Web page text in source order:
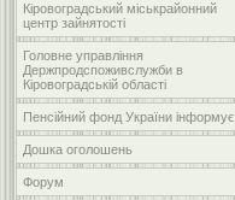
Кіровоградський міськрайонний
центр зайнятості
Головне управління
Держпродспоживслужби в
Кіровоградській області
Пенсійний фонд України інформує
Дошка оголошень
Форум